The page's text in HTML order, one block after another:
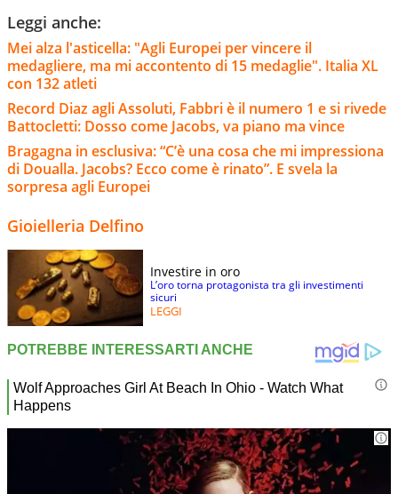
Leggi anche:
Mei alza l'asticella: "Agli Europei per vincere il
medagliere, ma mi accontento di 15 medaglie". Italia XL
con 132 atleti
Record Diaz agli Assoluti, Fabbri è il numero 1 e si rivede
Battocletti: Dosso come Jacobs, va piano ma vince
Bragagna in esclusiva: “C’è una cosa che mi impressiona
di Doualla. Jacobs? Ecco come è rinato”. E svela la
sorpresa agli Europei
Gioielleria Delfino
Investire in oro
L’oro torna protagonista tra gli investimenti
sicuri
LEGGI